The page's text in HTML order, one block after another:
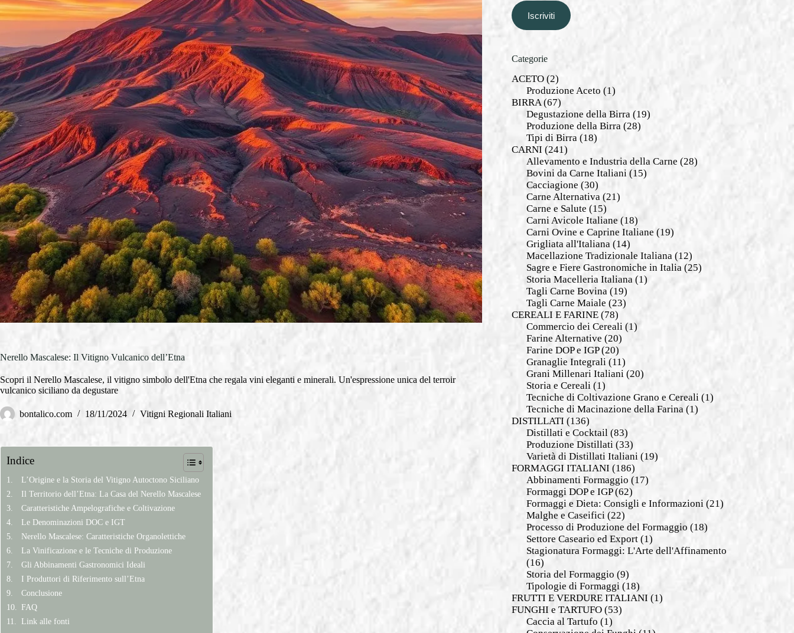
Nerello Mascalese: Il Vitigno Vulcanico dell’Etna
Scopri il Nerello Mascalese, il vitigno simbolo dell'Etna che regala vini eleganti e minerali. Un'espressione unica del terroir
vulcanico siciliano da degustare
bontalico.com 18/11/2024 Vitigni Regionali Italiani
Indice
L’Origine e la Storia del Vitigno Autoctono Siciliano
Il Territorio dell’Etna: La Casa del Nerello Mascalese
Caratteristiche Ampelografiche e Coltivazione
Le Denominazioni DOC e IGT
Nerello Mascalese: Caratteristiche Organolettiche
La Vinificazione e le Tecniche di Produzione
Gli Abbinamenti Gastronomici Ideali
I Produttori di Riferimento sull’Etna
Conclusione
FAQ
Link alle fonti
Iscriviti
Categorie
ACETO(2)
Produzione Aceto (1)
BIRRA(67)
Degustazione della Birra (19)
Produzione della Birra (28)
Tipi di Birra (18)
CARNI (241)
Allevamento e Industria della Carne (28)
Bovini da Carne Italiani (15)
Cacciagione (30)
Carne Alternativa (21)
Carne e Salute (15)
Carni Avicole Italiane (18)
Carni Ovine e Caprine Italiane (19)
Grigliata all'Italiana (14)
Macellazione Tradizionale Italiana (12)
Sagre e Fiere Gastronomiche in Italia (25)
Storia Macelleria Italiana (1)
Tagli Carne Bovina (19)
Tagli Carne Maiale (23)
CEREALI E FARINE(78)
Commercio dei Cereali (1)
Farine Alternative (20)
Farine DOP e IGP(20)
Granaglie Integrali (11)
Grani Millenari Italiani (20)
Storia e Cereali (1)
Tecniche di Coltivazione Grano e Cereali (1)
Tecniche di Macinazione della Farina (1)
DISTILLATI (136)
Distillati e Cocktail (83)
Produzione Distillati (33)
Varietà di Distillati Italiani (19)
FORMAGGI ITALIANI (186)
Abbinamenti Formaggio (17)
Formaggi DOP e IGP(62)
Formaggi e Dieta: Consigli e Informazioni (21)
Malghe e Caseifici (22)
Processo di Produzione del Formaggio (18)
Settore Caseario ed Export(1)
Stagionatura Formaggi: L'Arte dell'Affinamento
(16)
Storia del Formaggio (9)
Tipologie di Formaggi (18)
FRUTTI E VERDURE ITALIANI (1)
FUNGHI e TARTUFO(53)
Caccia al Tartufo (1)